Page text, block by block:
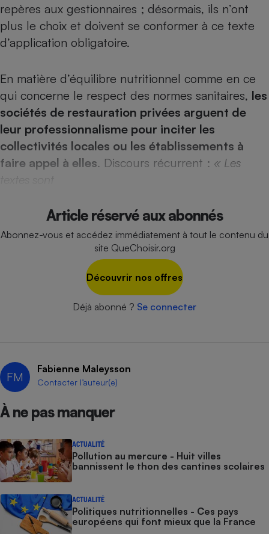
repères aux gestionnaires ; désormais, ils n’ont
plus le choix et doivent se conformer à ce texte
d’application obligatoire.
En matière d’équilibre nutritionnel comme en ce
qui concerne le respect des normes sanitaires, les
sociétés de restauration privées arguent de
leur professionnalisme pour inciter les
collectivités locales ou les établissements à
faire appel à elles. Discours récurrent : « Les
Article réservé aux abonnés
Abonnez-vous et accédez immédiatement à tout le contenu du
site QueChoisir.org
Découvrir nos offres
Déjà abonné ? Se connecter
FM
Fabienne Maleysson
Contacter l’auteur(e)
À ne pas manquer
ACTUALITÉ
Pollution au mercure - Huit villes
bannissent le thon des cantines scolaires
ACTUALITÉ
Politiques nutritionnelles - Ces pays
européens qui font mieux que la France
Cafetière à expressos
Téléphone mobile -
Smartphone
Antivirus
Ventilateur